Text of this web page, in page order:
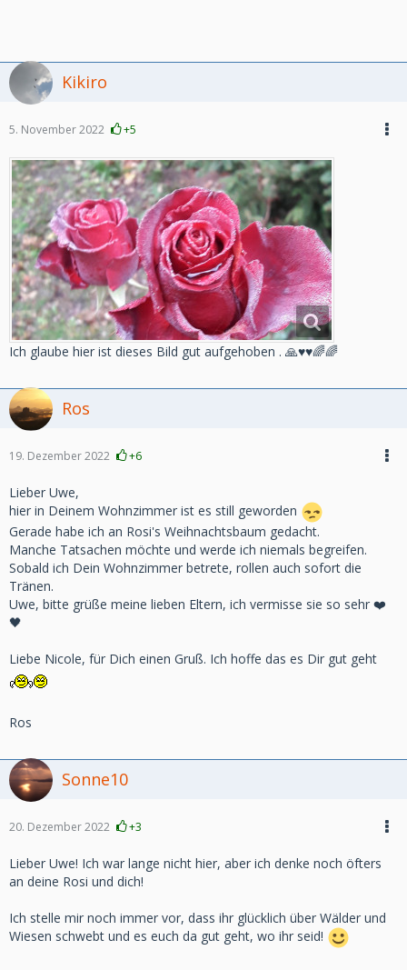
Kikiro
5. November 2022 +5
Ich glaube hier ist dieses Bild gut aufgehoben . 🙏♥️♥️🌈🌈
Ros
19. Dezember 2022 +6
Lieber Uwe,
hier in Deinem Wohnzimmer ist es still geworden
Gerade habe ich an Rosi's Weihnachtsbaum gedacht.
Manche Tatsachen möchte und werde ich niemals begreifen.
Sobald ich Dein Wohnzimmer betrete, rollen auch sofort die
Tränen.
Uwe, bitte grüße meine lieben Eltern, ich vermisse sie so sehr ❤️
🖤
Liebe Nicole, für Dich einen Gruß. Ich hoffe das es Dir gut geht
Ros
Sonne10
20. Dezember 2022 +3
Lieber Uwe! Ich war lange nicht hier, aber ich denke noch öfters
an deine Rosi und dich!
Ich stelle mir noch immer vor, dass ihr glücklich über Wälder und
Wiesen schwebt und es euch da gut geht, wo ihr seid!